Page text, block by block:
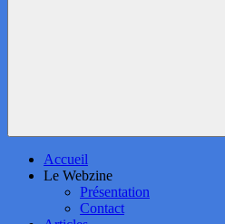
Accueil
Le Webzine
Présentation
Contact